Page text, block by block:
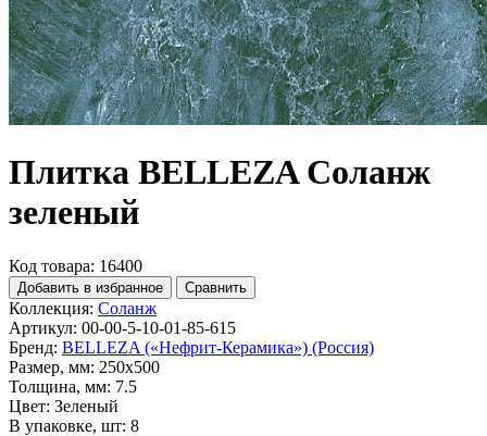
Плитка BELLEZA Соланж
зеленый
Код товара: 16400
Добавить в избранное Сравнить
Коллекция: Соланж
Артикул: 00-00-5-10-01-85-615
Бренд: BELLEZA («Нефрит-Керамика») (Россия)
Размер, мм: 250x500
Толщина, мм: 7.5
Цвет: Зеленый
В упаковке, шт: 8